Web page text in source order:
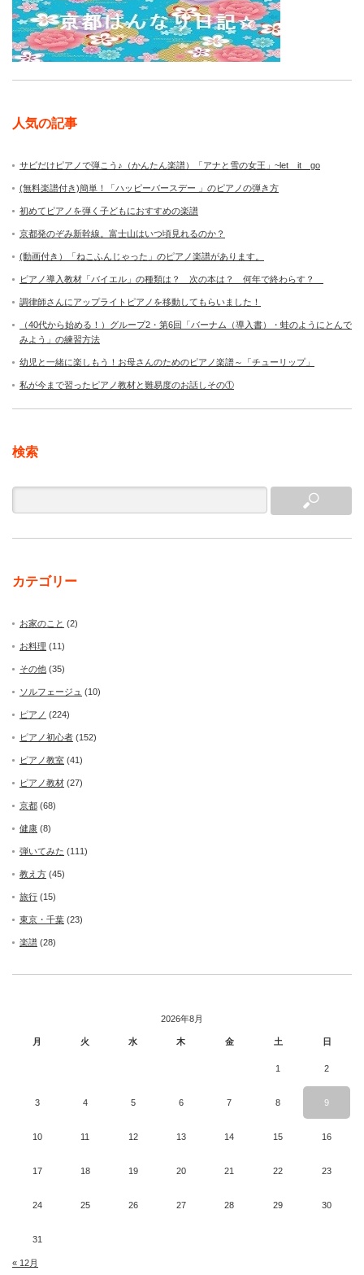
人気の記事
サビだけピアノで弾こう♪（かんたん楽譜）「アナと雪の女王」~let it go
(無料楽譜付き)簡単！「ハッピーバースデー 」のピアノの弾き方
初めてピアノを弾く子どもにおすすめの楽譜
京都発のぞみ新幹線。富士山はいつ頃見れるのか？
(動画付き）「ねこふんじゃった」のピアノ楽譜があります。
ピアノ導入教材「バイエル」の種類は？ 次の本は？ 何年で終わらす？
調律師さんにアップライトピアノを移動してもらいました！
（40代から始める！）グループ2・第6回「バーナム（導入書）・蛙のようにとんで
みよう」の練習方法
幼児と一緒に楽しもう！お母さんのためのピアノ楽譜～「チューリップ」
私が今まで習ったピアノ教材と難易度のお話しその①
検索
カテゴリー
お家のこと (2)
お料理 (11)
その他 (35)
ソルフェージュ (10)
ピアノ (224)
ピアノ初心者 (152)
ピアノ教室 (41)
ピアノ教材 (27)
京都 (68)
健康 (8)
弾いてみた (111)
教え方 (45)
旅行 (15)
東京・千葉 (23)
楽譜 (28)
2026年8月
月 火 水 木 金 土 日
1 2
3 4 5 6 7 8 9
10 11 12 13 14 15 16
17 18 19 20 21 22 23
24 25 26 27 28 29 30
31
« 12月